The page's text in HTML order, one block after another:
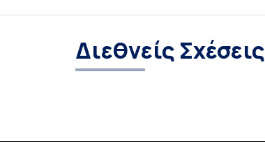
Διεθνείς Σχέσεις